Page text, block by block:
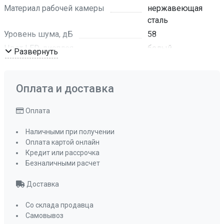
Материал рабочей камеры
нержавеющая
сталь
Уровень шума, дБ
58
Цвет LED-дисплея
белый
Материал фасада
Количество разбрызгивателей
Корзина для столовых приборов
Тип корзины для столовых приборов
Съемные разбрызгиватели
Развернуть
Оплата и доставка
Оплата
Наличными при получении
Оплата картой онлайн
Кредит или рассрочка
Безналичными расчет
Доставка
Со склада продавца
Самовывоз